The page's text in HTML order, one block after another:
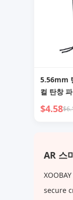
5.56mm
컬 탄창
프트쉘 범
$4.58
AR 스
secure